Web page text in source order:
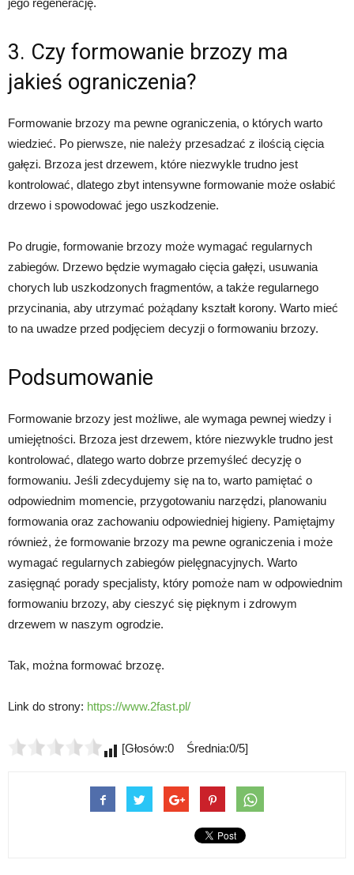
jego regenerację.
3. Czy formowanie brzozy ma
jakieś ograniczenia?
Formowanie brzozy ma pewne ograniczenia, o których warto
wiedzieć. Po pierwsze, nie należy przesadzać z ilością cięcia
gałęzi. Brzoza jest drzewem, które niezwykle trudno jest
kontrolować, dlatego zbyt intensywne formowanie może osłabić
drzewo i spowodować jego uszkodzenie.
Po drugie, formowanie brzozy może wymagać regularnych
zabiegów. Drzewo będzie wymagało cięcia gałęzi, usuwania
chorych lub uszkodzonych fragmentów, a także regularnego
przycinania, aby utrzymać pożądany kształt korony. Warto mieć
to na uwadze przed podjęciem decyzji o formowaniu brzozy.
Podsumowanie
Formowanie brzozy jest możliwe, ale wymaga pewnej wiedzy i
umiejętności. Brzoza jest drzewem, które niezwykle trudno jest
kontrolować, dlatego warto dobrze przemyśleć decyzję o
formowaniu. Jeśli zdecydujemy się na to, warto pamiętać o
odpowiednim momencie, przygotowaniu narzędzi, planowaniu
formowania oraz zachowaniu odpowiedniej higieny. Pamiętajmy
również, że formowanie brzozy ma pewne ograniczenia i może
wymagać regularnych zabiegów pielęgnacyjnych. Warto
zasięgnąć porady specjalisty, który pomoże nam w odpowiednim
formowaniu brzozy, aby cieszyć się pięknym i zdrowym
drzewem w naszym ogrodzie.
Tak, można formować brzozę.
Link do strony: https://www.2fast.pl/
[Głosów:0 Średnia:0/5]